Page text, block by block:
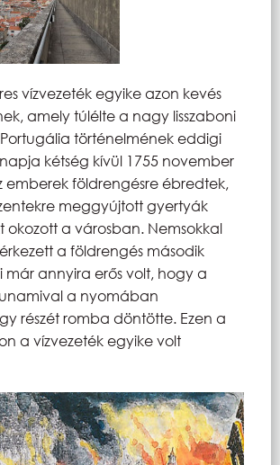
vízvezeték egyike azon kevés
amely túlélte a nagy lisszaboni
történelmének eddigi
kétség kívül 1755 november
emberek földrengésre ébredtek,
meggyújtott gyertyák
okozott a városban. Nemsokkal
a földrengés második
már annyira erős volt, hogy a
a nyomában
részét romba döntötte. Ezen a
a vízvezeték egyike volt